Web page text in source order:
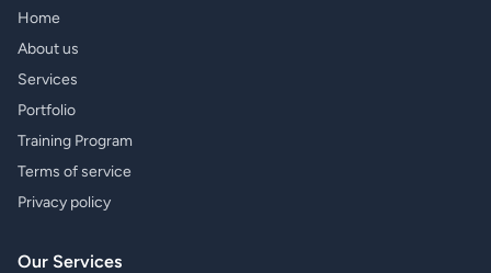
Home
About us
Services
Portfolio
Training Program
Terms of service
Privacy policy
Our Services